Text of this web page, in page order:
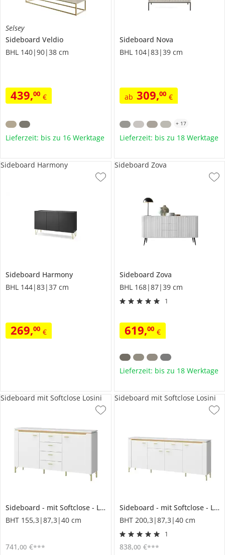
Selsey
Sideboard Veldio
BHL 140|90|38 cm
439,00 €
Lieferzeit: bis zu 16 Werktage
Sideboard Nova
BHL 104|83|39 cm
ab 309,00 €
+ 17
Lieferzeit: bis zu 18 Werktage
Sideboard Harmony
BHL 144|83|37 cm
269,00 €
Sideboard Harmony
Sideboard Zova
BHL 168|87|39 cm
1
619,00 €
Sideboard Zova
Lieferzeit: bis zu 18 Werktage
Sideboard mit Softclose
Losini
BHT 155,3|87,3|40 cm
741 ,00 €***
Sideboard mit Softclose Losini
Sideboard mit Softclose
Losini
BHT 200,3|87,3|40 cm
1
838,00 €***
Sideboard mit Softclose Losini